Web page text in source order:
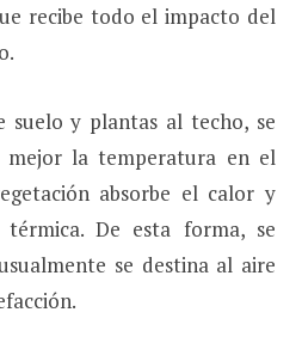
recibe todo el impacto del
suelo y plantas al techo, se
la temperatura en el
absorbe el calor y
térmica. De esta forma, se
se destina al aire